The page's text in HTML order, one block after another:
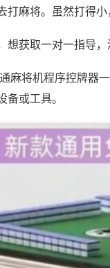
打麻将。虽然打得
想获取一对一指导
麻将机程序控牌器
或工具。